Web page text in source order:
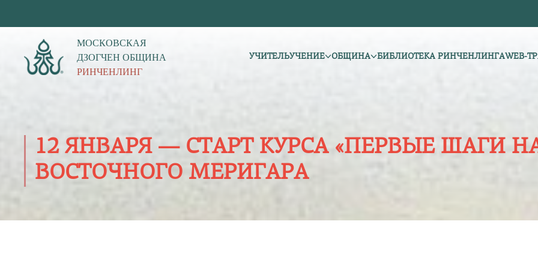
МОСКОВСКАЯ
ДЗОГЧЕН ОБЩИНА
РИНЧЕНЛИНГ
УЧИТЕЛЬУЧЕНИЕ ОБЩИНА БИБЛИОТЕКА РИНЧЕНЛИНГАWEB-
12 ЯНВАРЯ — СТАРТ КУРСА «ПЕРВЫЕ ШАГИ
ВОСТОЧНОГО МЕРИГАРА